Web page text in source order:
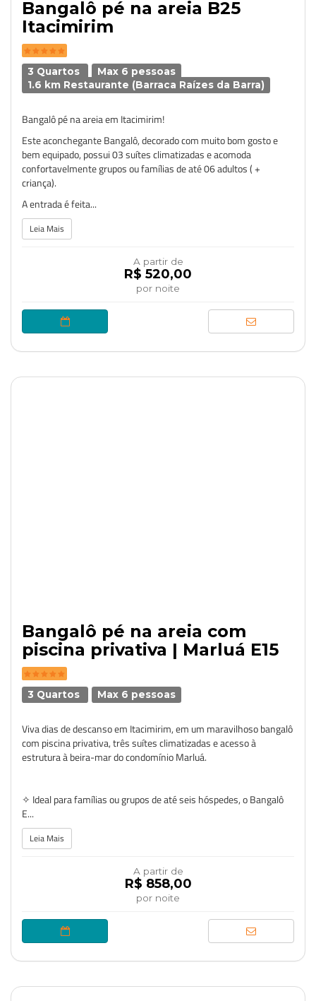
Bangalô pé na areia B25
Itacimirim
3 Quartos
Max 6 pessoas
1.6 km Restaurante (Barraca Raízes da Barra)
Bangalô pé na areia em Itacimirim!
Este aconchegante Bangalô, decorado com muito bom gosto e
bem equipado, possui 03 suítes climatizadas e acomoda
confortavelmente grupos ou famílias de até 06 adultos ( +
criança).
A entrada é feita...
Leia Mais
A partir de
R$ 520,00
por noite
Bangalô pé na areia com
piscina privativa | Marluá E15
3 Quartos Max 6 pessoas
Viva dias de descanso em Itacimirim, em um maravilhoso bangalô
com piscina privativa, três suítes climatizadas e acesso à
estrutura à beira-mar do condomínio Marluá.
✧ Ideal para famílias ou grupos de até seis hóspedes, o Bangalô
E...
Leia Mais
A partir de
R$ 858,00
por noite